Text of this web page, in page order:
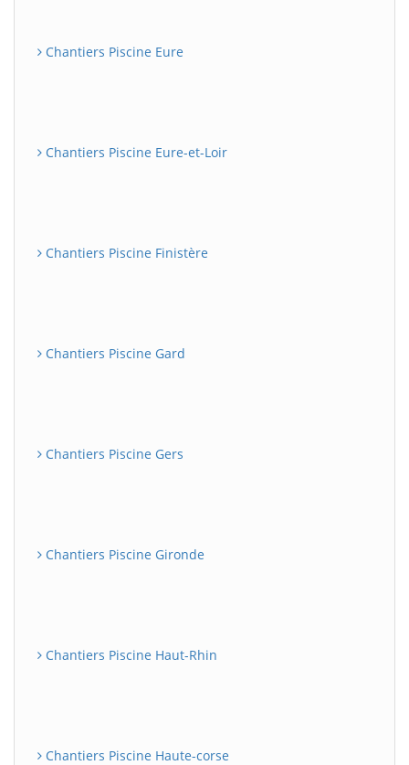
Chantiers Piscine Eure
Chantiers Piscine Eure-et-Loir
Chantiers Piscine Finistère
Chantiers Piscine Gard
Chantiers Piscine Gers
Chantiers Piscine Gironde
Chantiers Piscine Haut-Rhin
Chantiers Piscine Haute-corse